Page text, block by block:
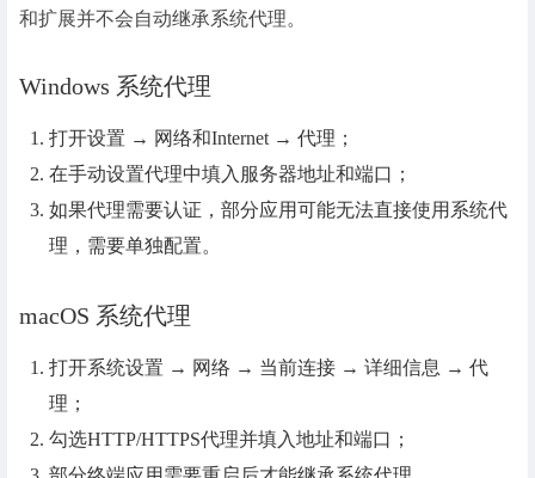
和扩展并不会自动继承系统代理。
Windows 系统代理
打开设置 → 网络和Internet → 代理；
在手动设置代理中填入服务器地址和端口；
如果代理需要认证，部分应用可能无法直接使用系统代
理，需要单独配置。
macOS 系统代理
打开系统设置 → 网络 → 当前连接 → 详细信息 → 代
理；
勾选HTTP/HTTPS代理并填入地址和端口；